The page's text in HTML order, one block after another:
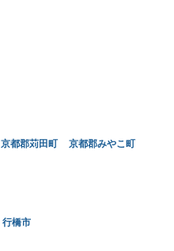
京都郡苅田町
京都郡みやこ町
行橋市